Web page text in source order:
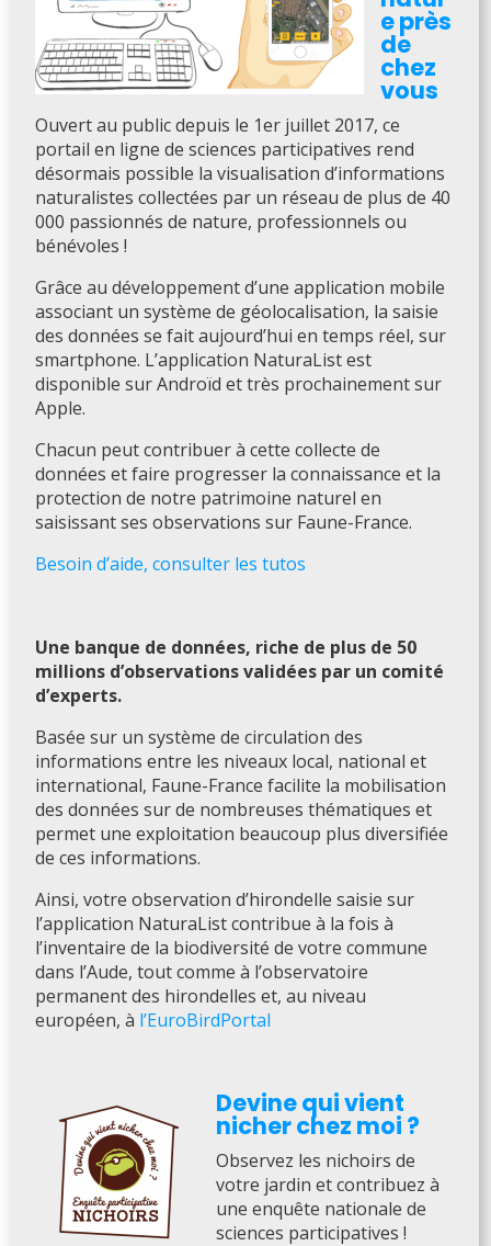
e près
de
chez
vous
Ouvert au public depuis le 1er juillet 2017, ce
portail en ligne de sciences participatives rend
désormais possible la visualisation d’informations
naturalistes collectées par un réseau de plus de 40
000 passionnés de nature, professionnels ou
bénévoles !
Grâce au développement d’une application mobile
associant un système de géolocalisation, la saisie
des données se fait aujourd’hui en temps réel, sur
smartphone. L’application NaturaList est
disponible sur Androïd et très prochainement sur
Apple.
Chacun peut contribuer à cette collecte de
données et faire progresser la connaissance et la
protection de notre patrimoine naturel en
saisissant ses observations sur Faune-France.
Besoin d’aide, consulter les tutos
Une banque de données, riche de plus de 50
millions d’observations validées par un comité
d’experts.
Basée sur un système de circulation des
informations entre les niveaux local, national et
international, Faune-France facilite la mobilisation
des données sur de nombreuses thématiques et
permet une exploitation beaucoup plus diversifiée
de ces informations.
Ainsi, votre observation d’hirondelle saisie sur
l’application NaturaList contribue à la fois à
l’inventaire de la biodiversité de votre commune
dans l’Aude, tout comme à l’observatoire
permanent des hirondelles et, au niveau
européen, à l’EuroBirdPortal
Devine qui vient
nicher chez moi ?
Observez les nichoirs de
votre jardin et contribuez à
une enquête nationale de
sciences participatives !